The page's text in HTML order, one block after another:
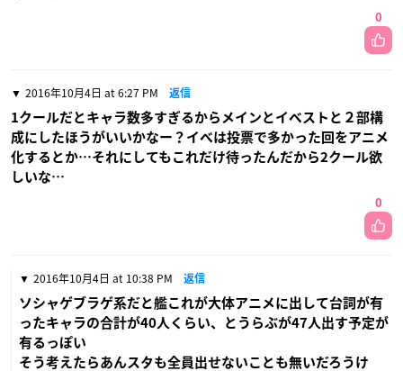
0
2016年10月4日 at 6:27 PM 返信
1クールだとキャラ数多すぎるからメインとイベストと２部構
成にしたほうがいいかなー？イベは投票で多かった回をアニメ
化するとか…それにしてもこれだけ待ったんだから2クール欲
しいな…
0
2016年10月4日 at 10:38 PM 返信
ソシャゲブラゲ系だと艦これが大体アニメに出して台詞が有
ったキャラの合計が40人くらい、とうらぶが47人出す予定が
有るっぽい
そう考えたらあんスタも全員出せないことも無いだろうけ